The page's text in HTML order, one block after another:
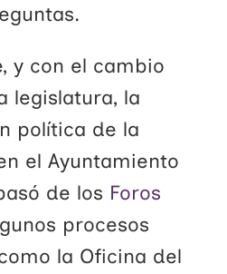
y con el cambio
legislatura, la
política de la
el Ayuntamiento
de los Foros
procesos
la Oficina del